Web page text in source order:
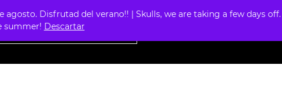
Disfrutad del verano!! | Skulls, we are taking a few days off.
summer! Descartar